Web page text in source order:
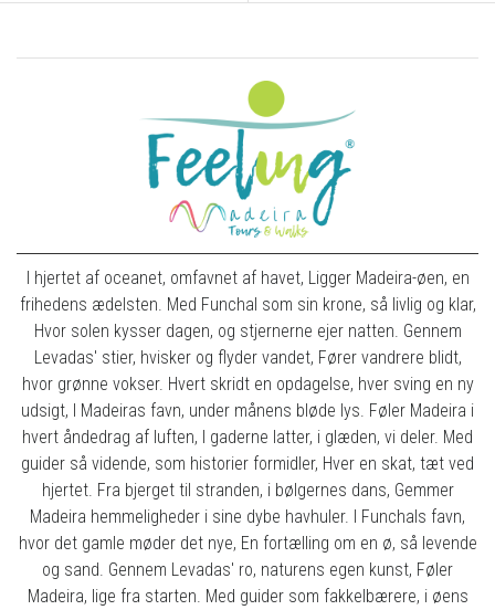
I hjertet af oceanet, omfavnet af havet, Ligger Madeira-øen, en
frihedens ædelsten. Med Funchal som sin krone, så livlig og klar,
Hvor solen kysser dagen, og stjernerne ejer natten. Gennem
Levadas' stier, hvisker og flyder vandet, Fører vandrere blidt,
hvor grønne vokser. Hvert skridt en opdagelse, hver sving en ny
udsigt, I Madeiras favn, under månens bløde lys. Føler Madeira i
hvert åndedrag af luften, I gaderne latter, i glæden, vi deler. Med
guider så vidende, som historier formidler, Hver en skat, tæt ved
hjertet. Fra bjerget til stranden, i bølgernes dans, Gemmer
Madeira hemmeligheder i sine dybe havhuler. I Funchals favn,
hvor det gamle møder det nye, En fortælling om en ø, så levende
og sand. Gennem Levadas' ro, naturens egen kunst, Føler
Madeira, lige fra starten. Med guider som fakkelbærere, i øens